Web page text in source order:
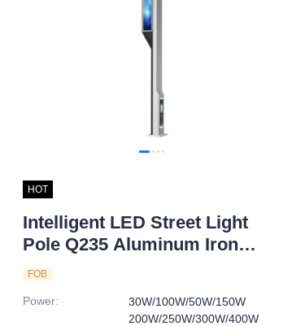
HOT
Intelligent LED Street Light
Pole Q235 Aluminum Iron
Design for Road Application
FOB
Power:
30W/100W/50W/150W
200W/250W/300W/400W